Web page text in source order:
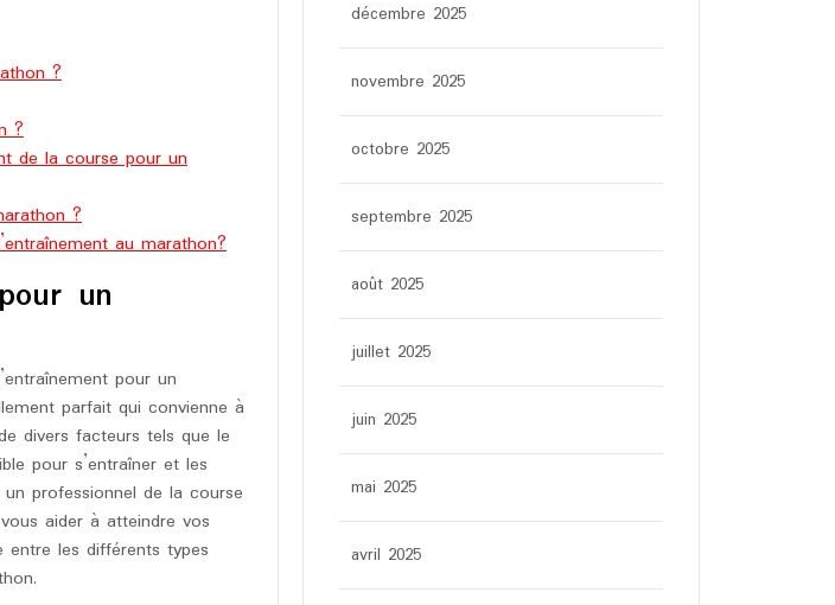
?
?
de la course pour un
?
au marathon?
un
pour un
parfait qui convienne à
divers facteurs tels que le
pour s’entraîner et les
professionnel de la course
aider à atteindre vos
entre les différents types
décembre 2025
novembre 2025
octobre 2025
septembre 2025
août 2025
juillet 2025
juin 2025
mai 2025
avril 2025